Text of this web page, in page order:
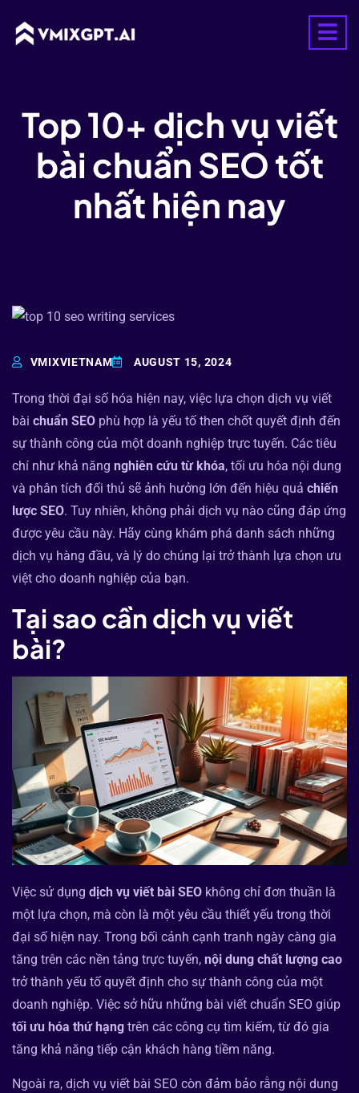
Top 10+ dịch vụ viết
bài chuẩn SEO tốt
nhất hiện nay
VMIXVIETNAM AUGUST 15, 2024
Trong thời đại số hóa hiện nay, việc lựa chọn dịch vụ viết
bài chuẩn SEO phù hợp là yếu tố then chốt quyết định đến
sự thành công của một doanh nghiệp trực tuyến. Các tiêu
chí như khả năng nghiên cứu từ khóa, tối ưu hóa nội dung
và phân tích đối thủ sẽ ảnh hưởng lớn đến hiệu quả chiến
lược SEO. Tuy nhiên, không phải dịch vụ nào cũng đáp ứng
được yêu cầu này. Hãy cùng khám phá danh sách những
dịch vụ hàng đầu, và lý do chúng lại trở thành lựa chọn ưu
việt cho doanh nghiệp của bạn.
Tại sao cần dịch vụ viết
bài?
Việc sử dụng dịch vụ viết bài SEO không chỉ đơn thuần là
một lựa chọn, mà còn là một yêu cầu thiết yếu trong thời
đại số hiện nay. Trong bối cảnh cạnh tranh ngày càng gia
tăng trên các nền tảng trực tuyến, nội dung chất lượng cao
trở thành yếu tố quyết định cho sự thành công của một
doanh nghiệp. Việc sở hữu những bài viết chuẩn SEO giúp
tối ưu hóa thứ hạng trên các công cụ tìm kiếm, từ đó gia
tăng khả năng tiếp cận khách hàng tiềm năng.
Ngoài ra, dịch vụ viết bài SEO còn đảm bảo rằng nội dung